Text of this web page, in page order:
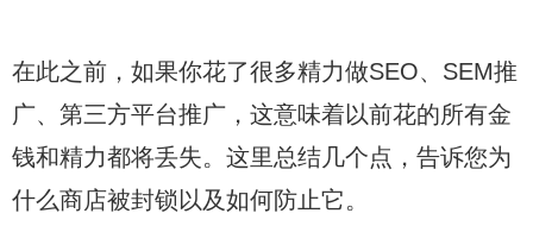
在此之前，如果你花了很多精力做SEO、SEM推
广、第三方平台推广，这意味着以前花的所有金
钱和精力都将丢失。这里总结几个点，告诉您为
什么商店被封锁以及如何防止它。